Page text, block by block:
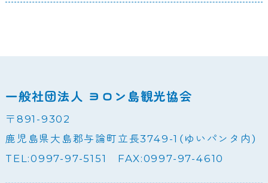
一般社団法人 ヨロン島観光協会
〒891-9302
鹿児島県大島郡与論町立長3749-1（ゆいパンタ内）
TEL:0997-97-5151 FAX:0997-97-4610